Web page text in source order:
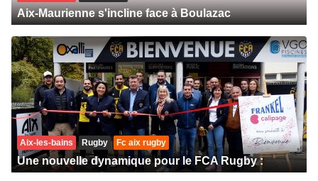
Aix-Maurienne s'incline face à Boulazac
Aix-les-bains Rugby Fc aix rugby
Une nouvelle dynamique pour le FCA Rugby :